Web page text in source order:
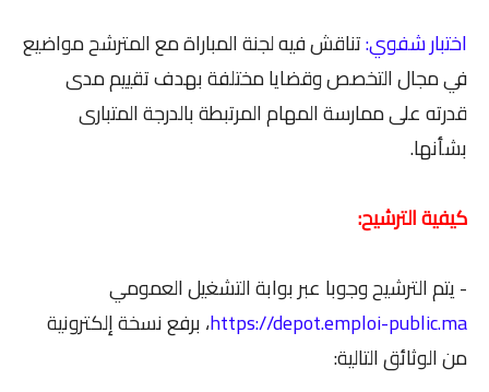
اختبار شفوي:تناقش فيه لجنة المباراة مع المترشح مواضيع
في مجال التخصص وقضايا مختلفة بهدف تقييم مدى
قدرته على ممارسة المهام المرتبطة بالدرجة المتبارى
بشأنها.
كيفية الترشيح:
- يتم الترشيح وجوبا عبر بوابة التشغيل العمومي
https://depot.emploi-public.ma، برفع نسخة إلكترونية
من الوثائق التالية: